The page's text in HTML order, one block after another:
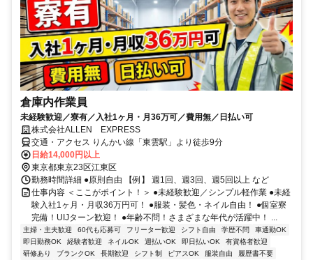
倉庫内作業員
未経験歓迎／寮有／入社1ヶ月・月36万可／費用無／日払い可
株式会社ALLEN EXPRESS
交通・アクセス りんかい線「東雲駅」より徒歩9分
日給14,000円以上
東京都東京23区江東区
勤務時間詳細 ●原則自由 【例】 週1回、週3回、週5回以上 など
仕事内容 ＜ここがポイント！＞ ●未経験歓迎／シンプル軽作業 ●未経
験入社1ヶ月・月収36万円可！ ●服装・髪色・ネイル自由！ ●個室寮
完備！UIJターン歓迎！ ●年齢不問！さまざまな年代が活躍中！ ...
主婦・主夫歓迎 60代も応募可 フリーター歓迎 シフト自由 学歴不問
車通勤OK
即日勤務OK
経験者歓迎 ネイルOK 週払いOK 即日払いOK
有資格者歓迎
研修あり
ブランクOK 長期歓迎 シフト制 ピアスOK 服装自由
履歴書不要